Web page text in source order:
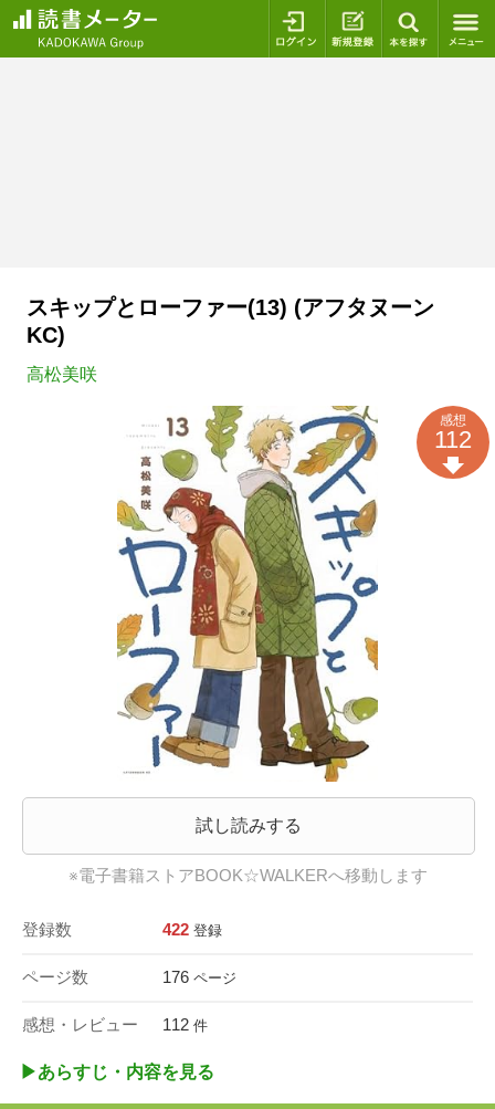
ログイン 新規登録
スキップとローファー(13) (アフタヌーン
KC)
高松美咲
試し読みする
※電子書籍ストアBOOK☆WALKERへ移動します
登録数 422 登録
ページ数 176 ページ
感想・レビュー 112 件
感想
112
▶︎あらすじ・内容を見る